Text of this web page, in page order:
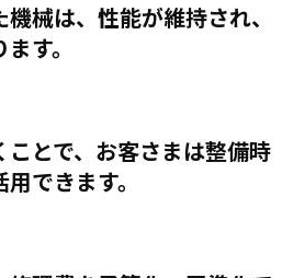
械は、性能が維持され、
す。
ことで、お客さまは整備時
できます。